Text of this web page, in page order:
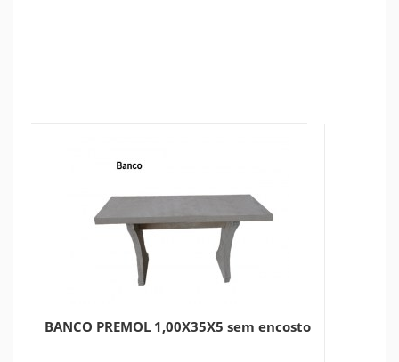
BANCO PREMOL 1,00X35X5 sem encosto